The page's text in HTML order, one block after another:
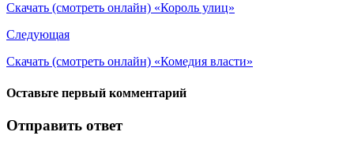
Скачать (смотреть онлайн) «Король улиц»
Следующая
Скачать (смотреть онлайн) «Комедия власти»
Оставьте первый комментарий
Отправить ответ